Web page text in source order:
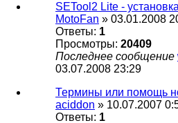
SETool2 Lite -
MotoFan » 03.01.2008
Ответы: 1
Просмотры: 20409
Последнее сообщение
03.07.2008 23:29
Термины или помощь
aciddon » 10.07.2007
Ответы: 1